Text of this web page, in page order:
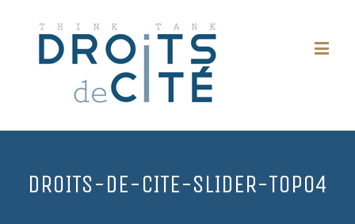
DROITS-DE-CITE-SLIDER-TOP04